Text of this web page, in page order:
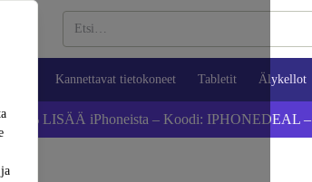
Kannettavat tietokoneet Tabletit Älykellot
5 % LISÄÄ iPhoneista – Koodi: IPHONEDEAL –